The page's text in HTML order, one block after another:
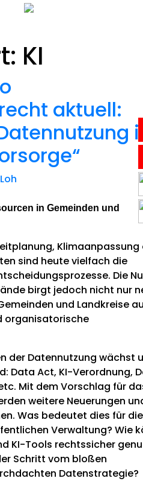
Anwälte
Expertise
Karriere
News
KI
aktuell:
Loh
in Gemeinden und
Klimaanpassung
sind heute vielfach die
Die
birgt jedoch nicht nur
und Landkreise
organisatorische
der Datennutzung wächst
Data Act, KI-Verordnung,
Mit dem Vorschlag für
weitere Neuerungen
Was bedeutet dies für die
Verwaltung? Wie
KI-Tools rechtssicher
Schritt vom bloßen
Datenstrategie?